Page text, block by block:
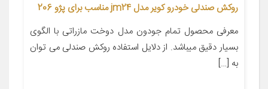
روکش صندلی خودرو کویر مدل jm24 مناسب برای پژو 206
معرفی محصول تمام جودون مدل دوخت مازراتی با الگوی
بسیار دقیق میباشد. از دلایل استفاده روکش صندلی می توان
به […]